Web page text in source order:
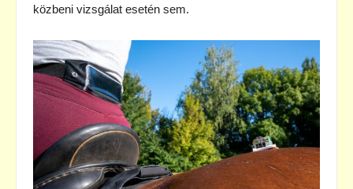
közbeni vizsgálat esetén sem.